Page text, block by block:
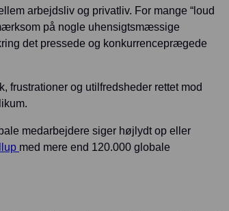
arbejdsliv og privatliv. For mange “loud
på nogle uhensigtsmæssige
det pressede og konkurrenceprægede
frustrationer og utilfredsheder rettet mod
medarbejdere siger højlydt op eller
med mere end 120.000 globale